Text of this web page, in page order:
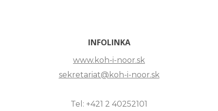
INFOLINKA
www.koh-i-noor.sk
sekretariat@koh-i-noor.sk
Tel: +421 2 40252101